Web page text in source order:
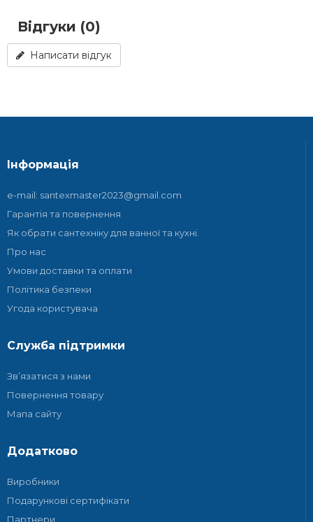
Відгуки (0)
Написати відгук
Інформація
e-mail: santexmaster2023@gmail.com
Гарантія та повернення
Як обрати сантехніку для ванної та кухні.
Про нас
Умови доставки та оплати
Політика безпеки
Угода користувача
Служба підтримки
Зв’язатися з нами
Повернення товару
Мапа сайту
Додатково
Виробники
Подарункові сертифікати
Партнери